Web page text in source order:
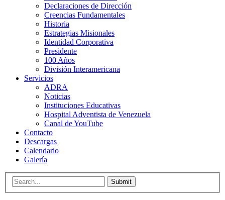
Declaraciones de Dirección
Creencias Fundamentales
Historia
Estrategias Misionales
Identidad Corporativa
Presidente
100 Años
División Interamericana
Servicios
ADRA
Noticias
Instituciones Educativas
Hospital Adventista de Venezuela
Canal de YouTube
Contacto
Descargas
Calendario
Galería
Submit